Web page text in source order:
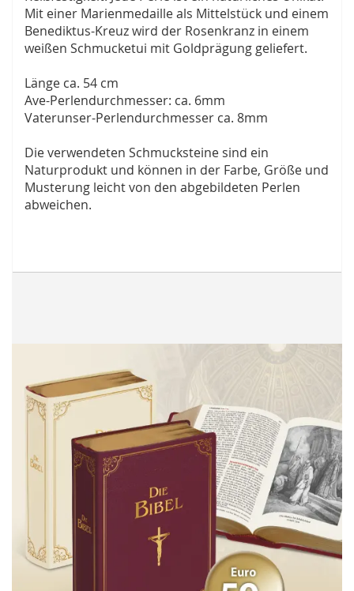
Mit einer Marienmedaille als Mittelstück und einem
Benediktus-Kreuz wird der Rosenkranz in einem
weißen Schmucketui mit Goldprägung geliefert.
Länge ca. 54 cm
Ave-Perlendurchmesser: ca. 6mm
Vaterunser-Perlendurchmesser ca. 8mm
Die verwendeten Schmucksteine sind ein
Naturprodukt und können in der Farbe, Größe und
Musterung leicht von den abgebildeten Perlen
abweichen.